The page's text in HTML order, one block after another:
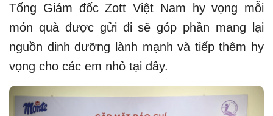
Tổng Giám đốc Zott Việt Nam hy vọng mỗi
món quà được gửi đi sẽ góp phần mang lại
nguồn dinh dưỡng lành mạnh và tiếp thêm hy
vọng cho các em nhỏ tại đây.